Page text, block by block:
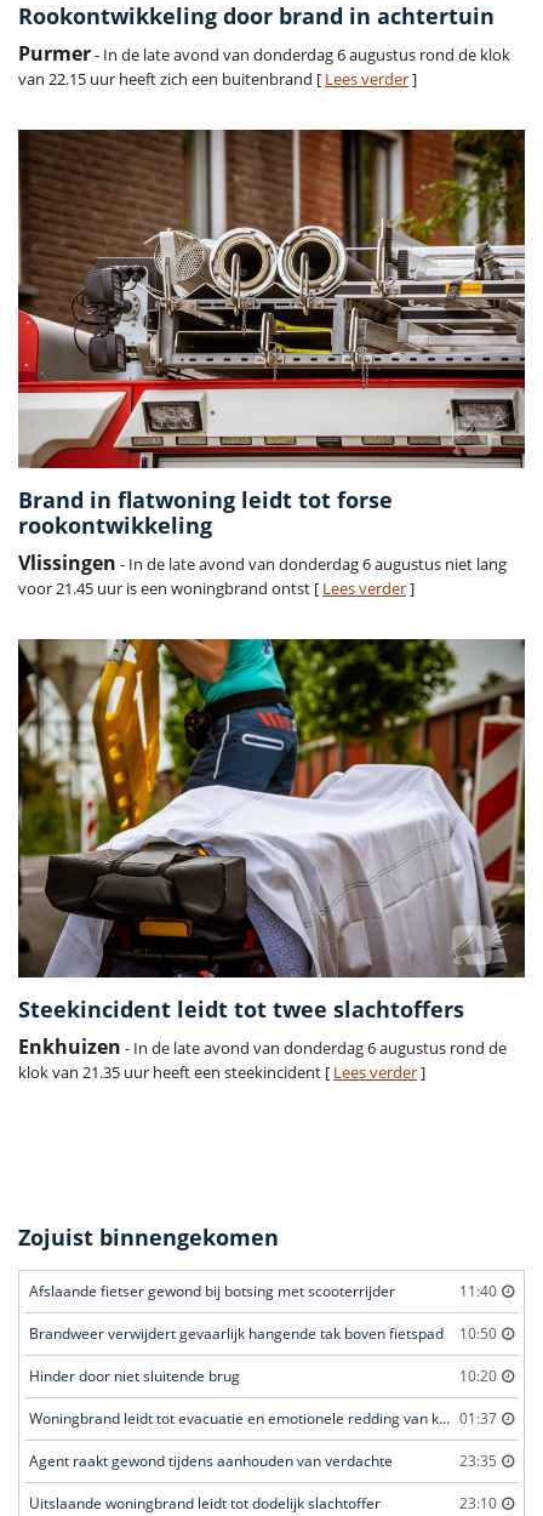
Rookontwikkeling door brand in achtertuin
Purmer- In de late avond van donderdag 6 augustus rond de klok
van 22.15 uur heeft zich een buitenbrand [ Lees verder]
Brand in flatwoning leidt tot forse
rookontwikkeling
Vlissingen - In de late avond van donderdag 6 augustus niet lang
voor 21.45 uur is een woningbrand ontst [ Lees verder]
Steekincident leidt tot twee slachtoffers
Enkhuizen - In de late avond van donderdag 6 augustus rond de
klok van 21.35 uur heeft een steekincident [ Lees verder]
Zojuist binnengekomen
Afslaande fietser gewond bij botsing met scooterrijder 11:40
Brandweer verwijdert gevaarlijk hangende tak boven fietspad 10:50
Hinder door niet sluitende brug 10:20
Woningbrand leidt tot evacuatie en emotionele redding van kat 01:37
Agent raakt gewond tijdens aanhouden van verdachte 23:35
Uitslaande woningbrand leidt tot dodelijk slachtoffer 23:10